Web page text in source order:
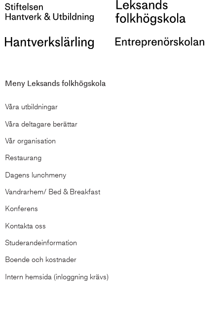
Meny Leksands folkhögskola
Våra utbildningar
Våra deltagare berättar
Vår organisation
Restaurang
Dagens lunchmeny
Vandrarhem/ Bed & Breakfast
Konferens
Kontakta oss
Studerandeinformation
Boende och kostnader
Intern hemsida (inloggning krävs)